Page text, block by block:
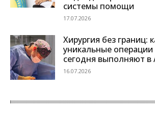
системы помощи
17.07.2026
Хирургия без границ:
уникальные операции
сегодня выполняют
16.07.2026